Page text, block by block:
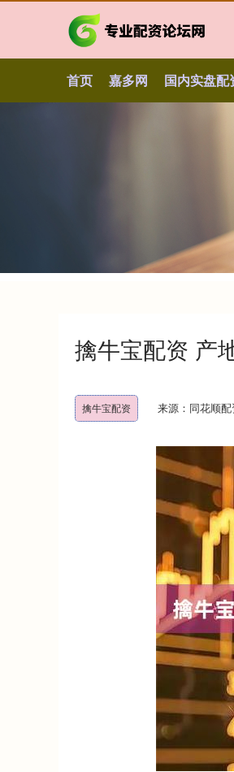
首页 嘉多网 国内实盘配
擒牛宝配资 产
擒牛宝配资 来源：同花顺